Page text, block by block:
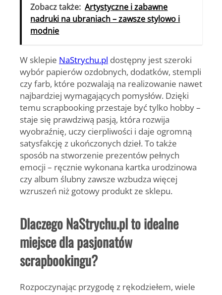
Zobacz także: Artystyczne i zabawne
nadruki na ubraniach – zawsze stylowo i
modnie
W sklepie NaStrychu.pl dostępny jest szeroki
wybór papierów ozdobnych, dodatków, stempli
czy farb, które pozwalają na realizowanie nawet
najbardziej wymagających pomysłów. Dzięki
temu scrapbooking przestaje być tylko hobby –
staje się prawdziwą pasją, która rozwija
wyobraźnię, uczy cierpliwości i daje ogromną
satysfakcję z ukończonych dzieł. To także
sposób na stworzenie prezentów pełnych
emocji – ręcznie wykonana kartka urodzinowa
czy album ślubny zawsze wzbudza więcej
wzruszeń niż gotowy produkt ze sklepu.
Dlaczego NaStrychu.pl to idealne
miejsce dla pasjonatów
scrapbookingu?
Rozpoczynając przygodę z rękodziełem, wiele